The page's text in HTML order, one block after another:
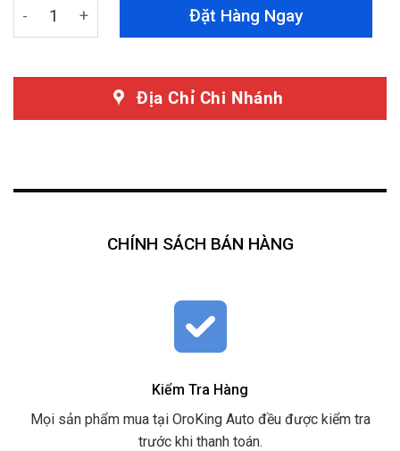
Led Nội Thất V3 Mitsubishi Triton 2024 - Mang Lại
Đặt Hàng Ngay
Địa Chỉ Chi Nhánh
CHÍNH SÁCH BÁN HÀNG
Kiểm Tra Hàng
Mọi sản phẩm mua tại OroKing Auto đều được kiểm tra
trước khi thanh toán.